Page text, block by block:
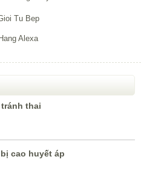
thai
cao huyết áp